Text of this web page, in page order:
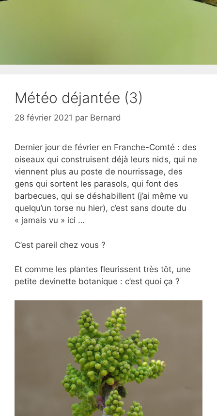
Météo déjantée (3)
28 février 2021 par Bernard
Dernier jour de février en Franche-Comté : des
oiseaux qui construisent déjà leurs nids, qui ne
viennent plus au poste de nourrissage, des
gens qui sortent les parasols, qui font des
barbecues, qui se déshabillent (j’ai même vu
quelqu’un torse nu hier), c’est sans doute du
« jamais vu » ici …
C’est pareil chez vous ?
Et comme les plantes fleurissent très tôt, une
petite devinette botanique : c’est quoi ça ?